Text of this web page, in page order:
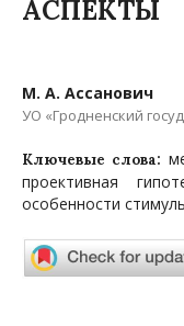
АСПЕКТЫ
М. А. Ассанович
УО «Гродненский
Ключевые слова:
проективная
особенности